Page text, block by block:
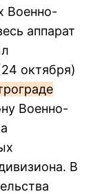
Военно-
аппарат
октября)
Военно-
В